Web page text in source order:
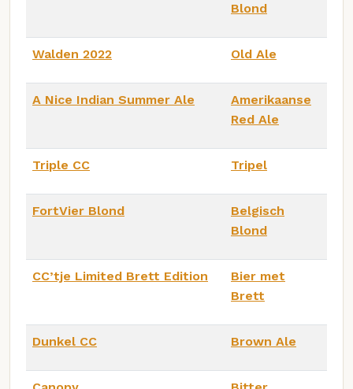
Blond
Walden 2022 Old Ale
A Nice Indian Summer Ale
Amerikaanse
Red Ale
Triple CC Tripel
FortVier Blond
Belgisch
Blond
CC’tje Limited Brett Edition
Bier met
Brett
Dunkel CC Brown Ale